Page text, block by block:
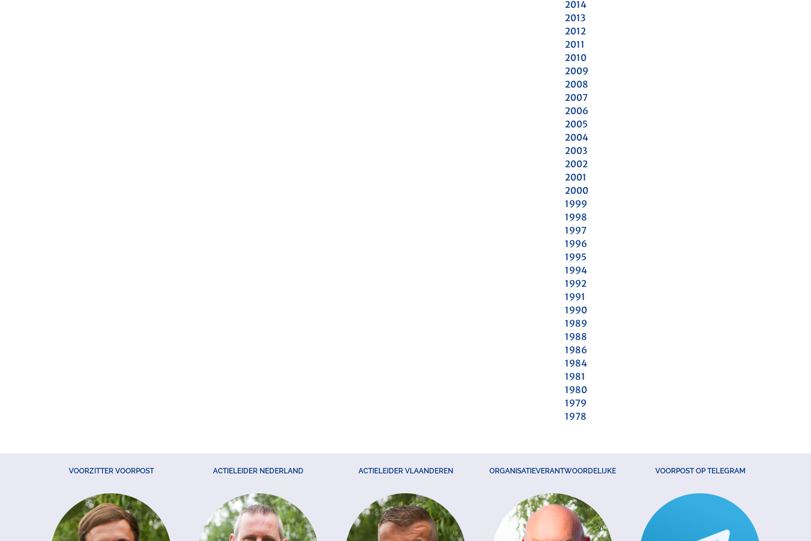
2014
2013
2012
2011
2010
2009
2008
2007
2006
2005
2004
2003
2002
2001
2000
1999
1998
1997
1996
1995
1994
1992
1991
1990
1989
1988
1986
1984
1981
1980
1979
1978
VOORZITTER VOORPOST ACTIELEIDER NEDERLAND ACTIELEIDER VLAANDEREN ORGANISATIEVERANTWOORDELIJKE VOORPOST OP TELEGRAM